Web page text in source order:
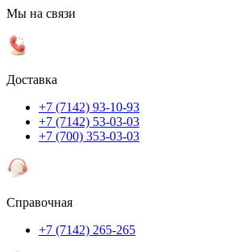
Мы на связи
Доставка
+7 (7142) 93-10-93
+7 (7142) 53-03-03
+7 (700) 353-03-03
Справочная
+7 (7142) 265-265